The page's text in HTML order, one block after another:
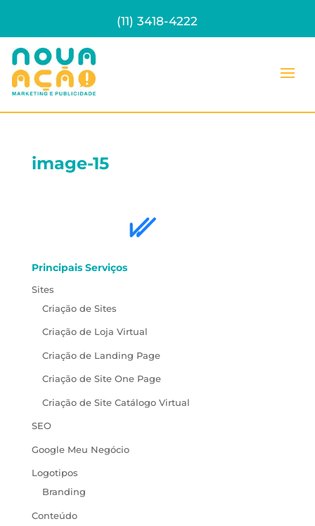
(11) 3418-4222
image-15
Principais Serviços
Sites
Criação de Sites
Criação de Loja Virtual
Criação de Landing Page
Criação de Site One Page
Criação de Site Catálogo Virtual
SEO
Google Meu Negócio
Logotipos
Branding
Conteúdo